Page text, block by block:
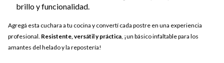
brillo y funcionalidad.
Agregá esta cuchara a tu cocina y convertí cada postre en una experiencia
profesional. Resistente, versátil y práctica, ¡un básico infaltable para los
amantes del helado y la repostería!